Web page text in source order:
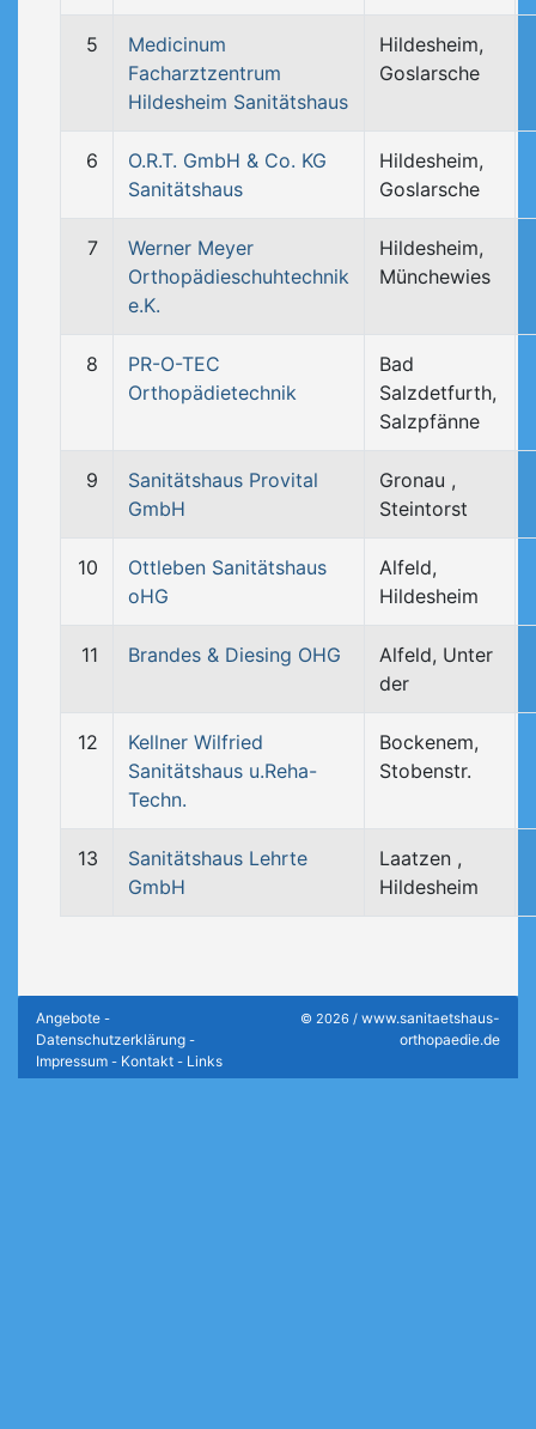
5
Medicinum
Facharztzentrum
Hildesheim Sanitätshaus
Hildesheim,
Goslarsche
6
O.R.T. GmbH & Co. KG
Sanitätshaus
Hildesheim,
Goslarsche
7
Werner Meyer
Orthopädieschuhtechnik
e.K.
Hildesheim,
Münchewies
8
PR-O-TEC
Orthopädietechnik
Bad
Salzdetfurth,
Salzpfänne
9
Sanitätshaus Provital
GmbH
Gronau ,
Steintorst
10
Ottleben Sanitätshaus
oHG
Alfeld,
Hildesheim
11 Brandes & Diesing OHG
Alfeld, Unter
der
12
Kellner Wilfried
Sanitätshaus u.Reha-
Techn.
Bockenem,
Stobenstr.
13
Sanitätshaus Lehrte
GmbH
Laatzen ,
Hildesheim
Angebote -
Datenschutzerklärung -
Impressum - Kontakt - Links
© 2026 / www.sanitaetshaus-
orthopaedie.de